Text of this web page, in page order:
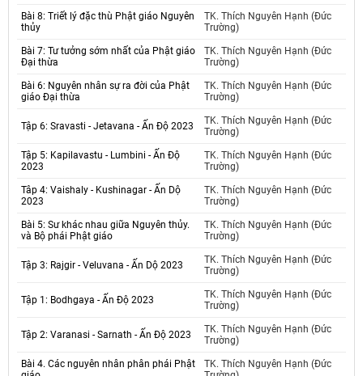
Bài 8: Triết lý đặc thù Phật giáo Nguyên
thủy
TK. Thích Nguyên Hạnh (Đức
Trường)
Bài 7: Tư tưởng sớm nhất của Phật giáo
Đại thừa
TK. Thích Nguyên Hạnh (Đức
Trường)
Bài 6: Nguyên nhân sự ra đời của Phật
giáo Đại thừa
TK. Thích Nguyên Hạnh (Đức
Trường)
Tập 6: Sravasti - Jetavana - Ấn Độ 2023
TK. Thích Nguyên Hạnh (Đức
Trường)
Tập 5: Kapilavastu - Lumbini - Ấn Độ
2023
TK. Thích Nguyên Hạnh (Đức
Trường)
Tâp 4: Vaishaly - Kushinagar - Ấn Dộ
2023
TK. Thích Nguyên Hạnh (Đức
Trường)
Bài 5: Sư khác nhau giữa Nguyên thủy.
và Bộ phái Phật giáo
TK. Thích Nguyên Hạnh (Đức
Trường)
Tập 3: Rajgir - Veluvana - Ấn Dộ 2023
TK. Thích Nguyên Hạnh (Đức
Trường)
Tập 1: Bodhgaya - Ấn Độ 2023
TK. Thích Nguyên Hạnh (Đức
Trường)
Tập 2: Varanasi - Sarnath - Ấn Độ 2023
TK. Thích Nguyên Hạnh (Đức
Trường)
Bài 4. Các nguyên nhân phân phái Phật
TK. Thích Nguyên Hạnh (Đức